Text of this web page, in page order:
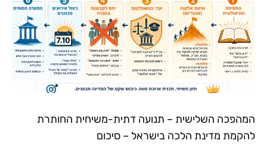
המהפכה השלישית – תנועה דתית-משיחית החותרת
להקמת מדינת הלכה בישראל – סיכום